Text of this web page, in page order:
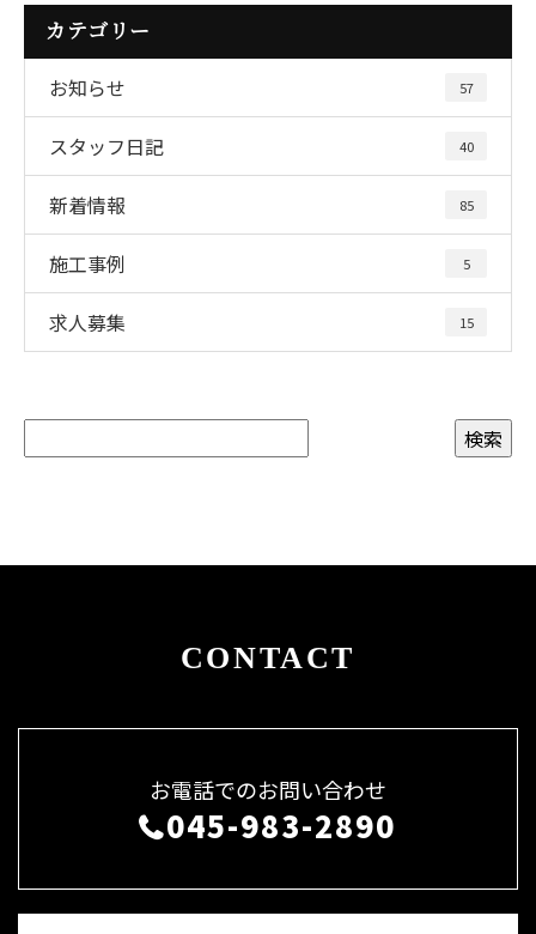
カテゴリー
お知らせ 57
スタッフ日記 40
新着情報 85
施工事例 5
求人募集 15
CONTACT
お電話でのお問い合わせ
045-983-2890